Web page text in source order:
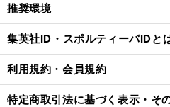
推奨環境
集英社ID・スポルティーバIDと
利用規約・会員規約
特定商取引法に基づく表示・そ